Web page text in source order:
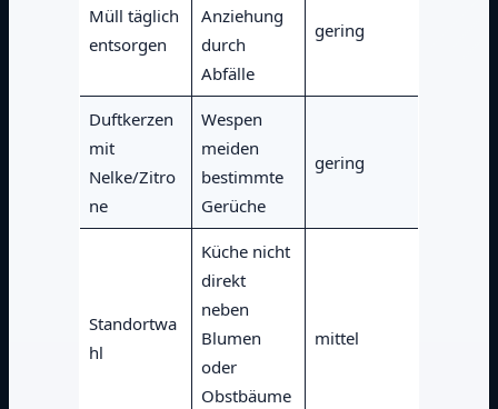
Müll täglich
entsorgen
Anziehung
durch
Abfälle
gering
Duftkerzen
mit
Nelke/Zitro
ne
Wespen
meiden
bestimmte
Gerüche
gering
Standortwa
hl
Küche nicht
direkt
neben
Blumen
oder
Obstbäume
mittel